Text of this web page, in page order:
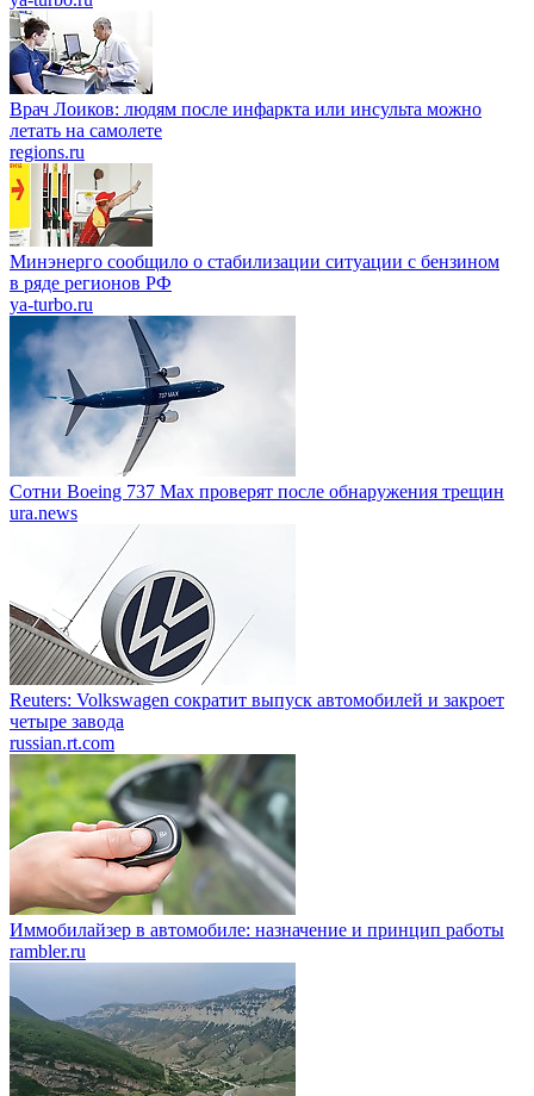
Врач Лоиков: людям после инфаркта или инсульта можно
летать на самолете
regions.ru
Минэнерго сообщило о стабилизации ситуации с бензином
в ряде регионов РФ
ya-turbo.ru
Сотни Boeing 737 Max проверят после обнаружения трещин
ura.news
Reuters: Volkswagen сократит выпуск автомобилей и закроет
четыре завода
russian.rt.com
Иммобилайзер в автомобиле: назначение и принцип работы
rambler.ru